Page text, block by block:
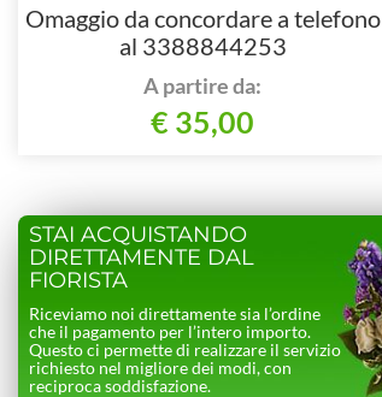
Omaggio da concordare a telefono
al 3388844253
A partire da:
€ 35,00
STAI ACQUISTANDO
DIRETTAMENTE DAL
FIORISTA
Riceviamo noi direttamente sia l’ordine
che il pagamento per l’intero importo.
Questo ci permette di realizzare il servizio
richiesto nel migliore dei modi, con
reciproca soddisfazione.